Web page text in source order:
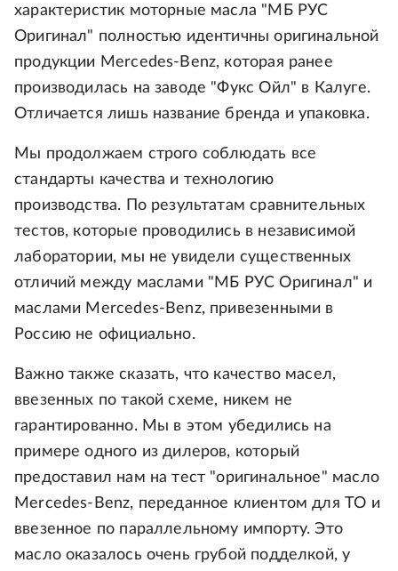
характеристик моторные масла "МБ РУС
Оригинал" полностью идентичны оригинальной
продукции Mercedes-Benz, которая ранее
производилась на заводе "Фукс Ойл" в Калуге.
Отличается лишь название бренда и упаковка.
Мы продолжаем строго соблюдать все
стандарты качества и технологию
производства. По результатам сравнительных
тестов, которые проводились в независимой
лаборатории, мы не увидели существенных
отличий между маслами "МБ РУС Оригинал" и
маслами Mercedes-Benz, привезенными в
Россию не официально.
Важно также сказать, что качество масел,
ввезенных по такой схеме, никем не
гарантированно. Мы в этом убедились на
примере одного из дилеров, который
предоставил нам на тест "оригинальное" масло
Mercedes-Benz, переданное клиентом для ТО и
ввезенное по параллельному импорту. Это
масло оказалось очень грубой подделкой, у